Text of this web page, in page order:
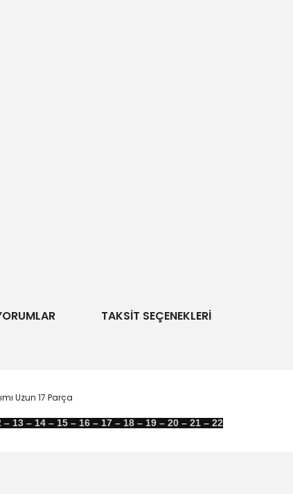
TAKSIT SEÇENEKLERI
Uzun 17 Parça
– 13 – 14 – 15 – 16 – 17 – 18 – 19 – 20 – 21 – 22